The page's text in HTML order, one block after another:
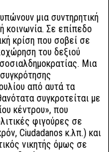
μια συντηρητική
κοινωνία. Σε επίπεδο
κρίση που σοβεί σε
του δεξιού
Μια
από αυτά τα
συγκροτείται με
κέντρου», που
φιγούρες σε
Ciudadanos κ.λπ.) και
νικητής όμως σε